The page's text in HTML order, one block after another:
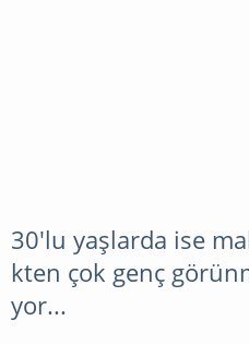
30'lu yaşlarda ise
kten çok genç
yor...